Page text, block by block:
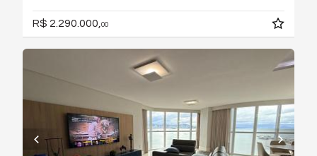
R$ 2.290.000,00